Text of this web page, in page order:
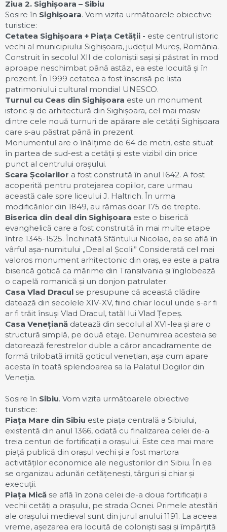
Ziua 2. Sighișoara – Sibiu
Sosire în Sighișoara. Vom vizita următoarele obiective
turistice:
Cetatea Sighișoara + Piața Cetății - este centrul istoric
vechi al municipiului Sighișoara, județul Mureș, România.
Construit în secolul XII de coloniștii sași și păstrat în mod
aproape neschimbat până astăzi, ea este locuită și în
prezent. În 1999 cetatea a fost înscrisă pe lista
patrimoniului cultural mondial UNESCO.
Turnul cu Ceas din Sighișoara este un monument
istoric și de arhitectură din Sighișoara, cel mai masiv
dintre cele nouă turnuri de apărare ale cetății Sighișoara
care s-au păstrat până în prezent.
Monumentul are o înălțime de 64 de metri, este situat
în partea de sud-est a cetății și este vizibil din orice
punct al centrului orașului.
Scara Școlarilor a fost construită în anul 1642. A fost
acoperită pentru protejarea copiilor, care urmau
această cale spre liceului J. Haltrich. În urma
modificărilor din 1849, au rămas doar 175 de trepte.
Biserica din deal din Sighișoara este o biserică
evanghelică care a fost construită în mai multe etape
între 1345-1525. Închinată Sfântului Nicolae, ea se află în
vârful așa-numitului „Deal al Școlii” Considerată cel mai
valoros monument arhitectonic din oraș, ea este a patra
biserică gotică ca mărime din Transilvania și înglobează
o capelă romanică și un donjon patrulater.
Casa Vlad Dracul se presupune că această clădire
datează din secolele XIV-XV, fiind chiar locul unde s-ar fi
ar fi trăit însuși Vlad Dracul, tatăl lui Vlad Țepeș.
Casa Venețiană datează din secolul al XVI-lea și are o
structură simplă, pe două etaje. Denumirea acesteia se
datorează ferestrelor duble a căror ancadramente de
formă trilobată imită goticul venețian, așa cum apare
acesta în toată splendoarea sa la Palatul Dogilor din
Veneția.
Sosire în Sibiu. Vom vizita următoarele obiective
turistice:
Piața Mare din Sibiu este piața centrală a Sibiului,
existentă din anul 1366, odată cu finalizarea celei de-a
treia centuri de fortificații a orașului. Este cea mai mare
piață publică din orașul vechi și a fost martora
activităților economice ale negustorilor din Sibiu. În ea
se organizau adunări cetățenești, târguri și chiar și
execuții.
Piața Mică se află în zona celei de-a doua fortificații a
vechii cetăți a orașului, pe strada Ocnei. Primele atestări
ale orașului medieval sunt din jurul anului 1191. La aceea
vreme, așezarea era locuită de coloniști sași și împărțită